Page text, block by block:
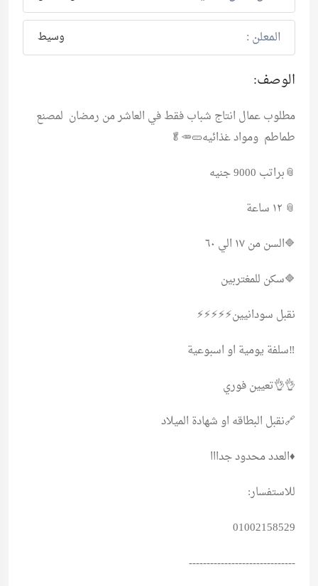
المعلن : وسيط
الوصف:
مطلوب عمال انتاج شباب فقط في العاشر من رمضان لمصنع
طماطم ومواد غذائيه🥒🥕🥬
📎براتب 9000 جنيه
📎 ١٢ ساعة
🔷السن من ١٧ الي ٦٠
🔷سكن للمغتربين
نقبل سودانيين⚡️⚡️⚡️⚡️⚡️
‼️سلفة يومية او اسبوعية
👌👌تعيين فوري
🔗نقبل البطاقه او شهادة الميلاد
♦️العدد محدود جدااا
للاستفسار:
01002158529
------------------------------